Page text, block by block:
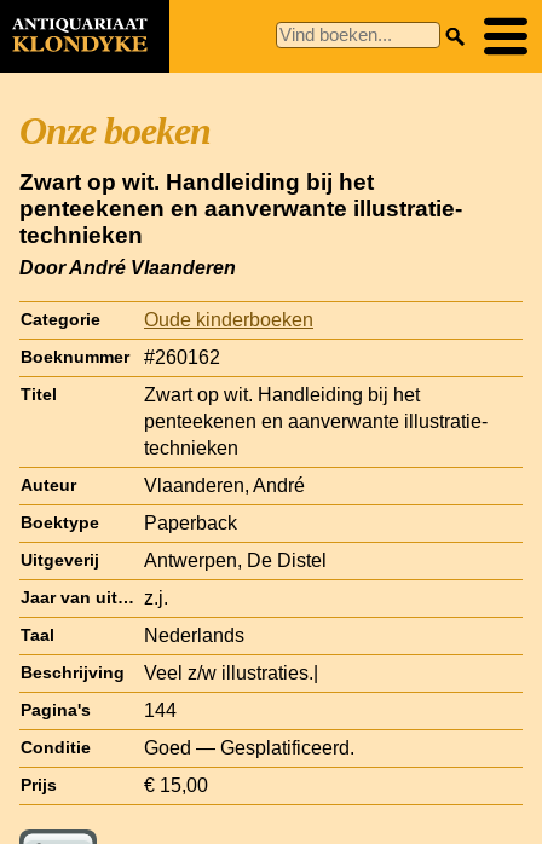
Onze boeken
Zwart op wit. Handleiding bij het
penteekenen en aanverwante illustratie-
technieken
Door André Vlaanderen
Categorie Oude kinderboeken
Boeknummer #260162
Titel
Zwart op wit. Handleiding bij het
penteekenen en aanverwante illustratie-
technieken
Auteur Vlaanderen, André
Boektype Paperback
Uitgeverij Antwerpen, De Distel
Jaar van uitgave z.j.
Taal Nederlands
Beschrijving Veel z/w illustraties.|
Pagina's 144
Conditie Goed — Gesplatificeerd.
Prijs € 15,00